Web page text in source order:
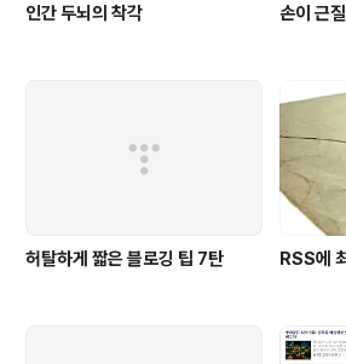
인간 두뇌의 착각 손이 근
허탈하게 짧은 블로깅 팁 7탄 RSS에